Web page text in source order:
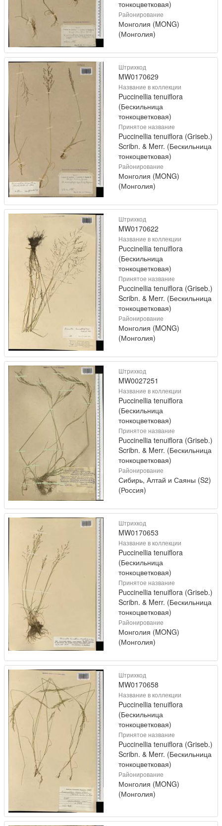
тонкоцветковая)
Районирование
Монголия (MONG)
(Монголия)
Штрихкод
MW0170629
Название в коллекции
Puccinellia tenuiflora
(Бескильница
тонкоцветковая)
Принятое название
Puccinellia tenuiflora (Griseb.)
Scribn. & Merr. (Бескильница
тонкоцветковая)
Районирование
Монголия (MONG)
(Монголия)
Штрихкод
MW0170622
Название в коллекции
Puccinellia tenuiflora
(Бескильница
тонкоцветковая)
Принятое название
Puccinellia tenuiflora (Griseb.)
Scribn. & Merr. (Бескильница
тонкоцветковая)
Районирование
Монголия (MONG)
(Монголия)
Штрихкод
MW0027251
Название в коллекции
Puccinellia tenuiflora
(Бескильница
тонкоцветковая)
Принятое название
Puccinellia tenuiflora (Griseb.)
Scribn. & Merr. (Бескильница
тонкоцветковая)
Районирование
Сибирь, Алтай и Саяны (S2)
(Россия)
Штрихкод
MW0170653
Название в коллекции
Puccinellia tenuiflora
(Бескильница
тонкоцветковая)
Принятое название
Puccinellia tenuiflora (Griseb.)
Scribn. & Merr. (Бескильница
тонкоцветковая)
Районирование
Монголия (MONG)
(Монголия)
Штрихкод
MW0170658
Название в коллекции
Puccinellia tenuiflora
(Бескильница
тонкоцветковая)
Принятое название
Puccinellia tenuiflora (Griseb.)
Scribn. & Merr. (Бескильница
тонкоцветковая)
Районирование
Монголия (MONG)
(Монголия)